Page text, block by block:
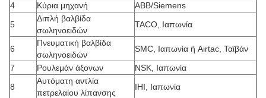
4
Κύρια μηχανή
ABB/Siemens
5
Διπλή βαλβίδα
σωληνοειδών
TACO, Ιαπωνία
6
Πνευματική βαλβίδα
σωληνοειδών
SMC, Ιαπωνία ή Airtac, Ταϊβάν
7
Ρουλεμάν άξονων
NSK, Ιαπωνία
8
Αυτόματη αντλία
πετρελαίου λίπανσης
IHI, Ιαπωνία